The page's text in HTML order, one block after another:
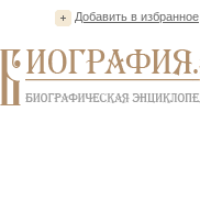
Добавить в избранное